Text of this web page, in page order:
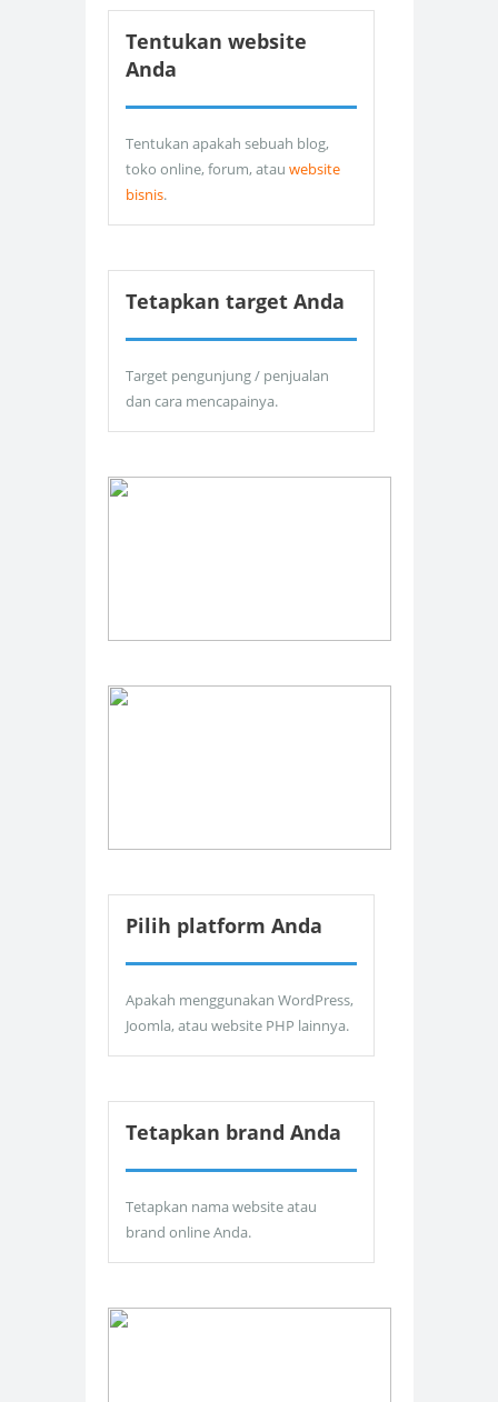
Tentukan website
Anda
Tentukan apakah sebuah blog,
toko online, forum, atau website
bisnis.
Tetapkan target Anda
Target pengunjung / penjualan
dan cara mencapainya.
Pilih platform Anda
Apakah menggunakan WordPress,
Joomla, atau website PHP lainnya.
Tetapkan brand Anda
Tetapkan nama website atau
brand online Anda.